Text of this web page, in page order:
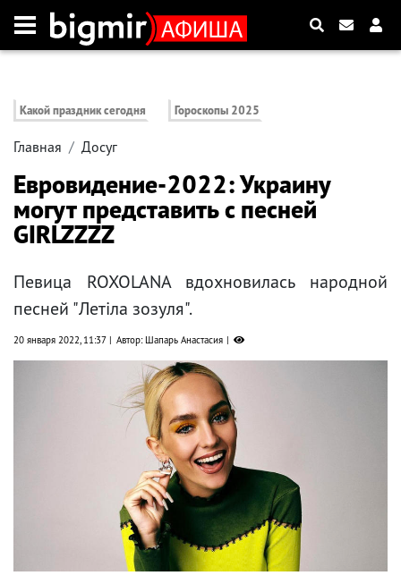
Какой праздник сегодня Гороскопы 2025
Главная Досуг
Евровидение-2022: Украину
могут представить с песней
GIRLZZZZ
Певица ROXOLANA вдохновилась народной
песней "Летіла зозуля".
20 января 2022, 11:37 Автор: Шапарь Анастасия